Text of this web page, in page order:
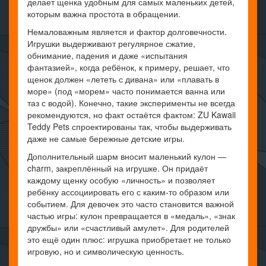
которым важна простота в обращении.
Немаловажным является и фактор долговечности.
Игрушки выдерживают регулярное сжатие,
обнимание, падения и даже «испытания
фантазией», когда ребёнок, к примеру, решает, что
щенок должен «лететь с дивана» или «плавать в
море» (под «морем» часто понимается ванна или
таз с водой). Конечно, такие эксперименты не всегда
рекомендуются, но факт остаётся фактом: ZU Kawaii
Teddy Pets спроектированы так, чтобы выдерживать
даже не самые бережные детские игры.
Дополнительный шарм вносит маленький кулон —
charm, закреплённый на игрушке. Он придаёт
каждому щенку особую «личность» и позволяет
ребёнку ассоциировать его с каким-то образом или
событием. Для девочек это часто становится важной
частью игры: кулон превращается в «медаль», «знак
дружбы» или «счастливый амулет». Для родителей
это ещё один плюс: игрушка приобретает не только
игровую, но и символическую ценность.